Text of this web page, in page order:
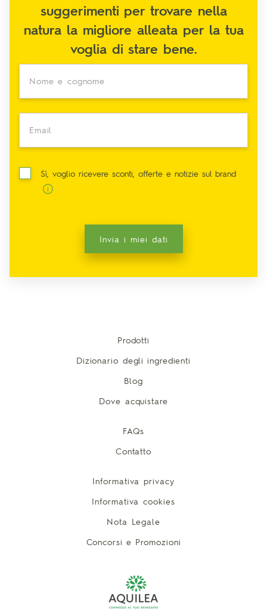
suggerimenti per trovare nella
natura la migliore alleata per la tua
voglia di stare bene.
Nome e cognome
Email
Sì, voglio ricevere sconti, offerte e notizie sul brand
Invia i miei dati
Prodotti
Dizionario degli ingredienti
Blog
Dove acquistare
FAQs
Contatto
Informativa privacy
Informativa cookies
Nota Legale
Concorsi e Promozioni